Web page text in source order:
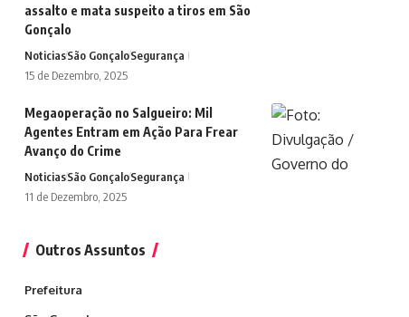
assalto e mata suspeito a tiros em São
Gonçalo
NoticiasSão GonçaloSegurança
15 de Dezembro, 2025
Megaoperação no Salgueiro: Mil
Agentes Entram em Ação Para Frear
Avanço do Crime
NoticiasSão GonçaloSegurança
11 de Dezembro, 2025
Outros Assuntos
Prefeitura